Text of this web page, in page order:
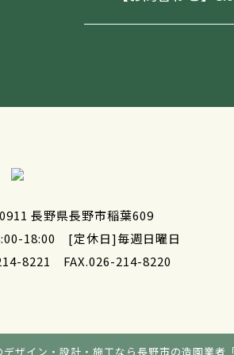
長野県長野市稲葉609
18:00 [定休日]毎週日曜日
8221 FAX.026-214-8220
ザイン・設計・施工なら長野市の造園業者